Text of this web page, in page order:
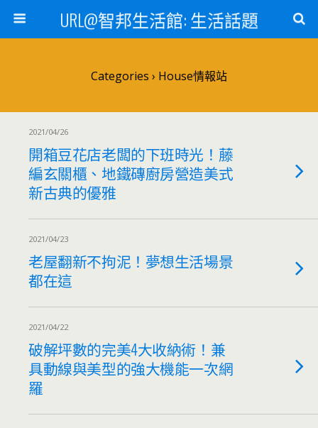
URL@智邦生活館: 生活話題
Categories › House情報站
2021/04/26
開箱豆花店老闆的下班時光！藤
編玄關櫃、地鐵磚廚房營造美式
新古典的優雅
2021/04/23
老屋翻新不拘泥！夢想生活場景
都在這
2021/04/22
破解坪數的完美4大收納術！兼
具動線與美型的強大機能一次網
羅